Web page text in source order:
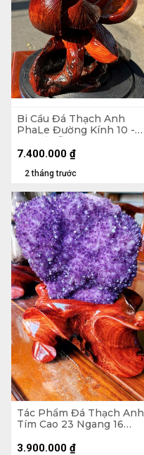
Bi Cầu Đá Thạch Anh
PhaLe Đường Kính 10 -
Ngang 30 (cm) - 1,48kg
2 tháng trước
7.400.000 ₫
Tác Phẩm Đá Thạch Anh
Tím Cao 23 Ngang 16
3.900.000 ₫